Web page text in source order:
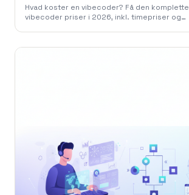
Hvad koster en vibecoder? Få den
vibecoder priser i 2026, inkl. timepriser og